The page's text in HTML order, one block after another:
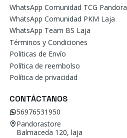
WhatsApp Comunidad TCG Pandora
WhatsApp Comunidad PKM Laja
WhatsApp Team BS Laja
Términos y Condiciones
Politicas de Envío
Política de reembolso
Política de privacidad
CONTÁCTANOS
56976531950
Pandorastore
Balmaceda 120, laja